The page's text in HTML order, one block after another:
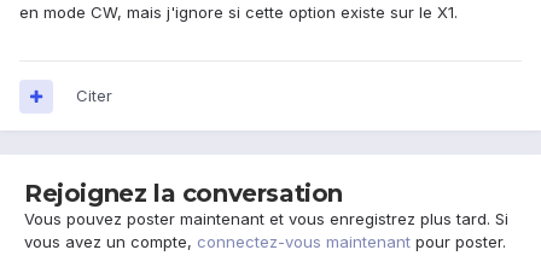
en mode CW, mais j'ignore si cette option existe sur le X1.
Citer
Rejoignez la conversation
Vous pouvez poster maintenant et vous enregistrez plus tard. Si
vous avez un compte, connectez-vous maintenant pour poster.